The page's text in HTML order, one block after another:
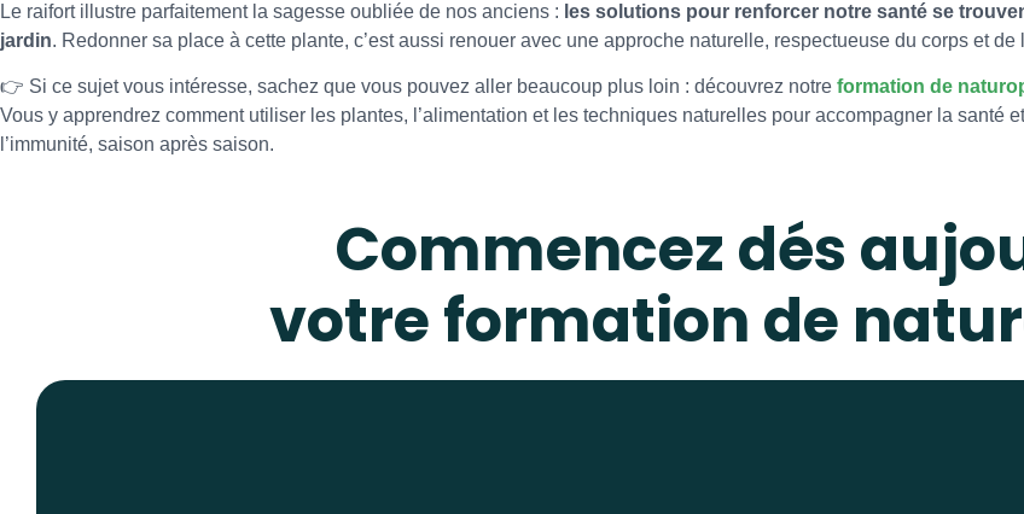
Le raifort illustre parfaitement la sagesse oubliée de nos anciens : les solutions pour renforcer notre santé se
jardin. Redonner sa place à cette plante, c’est aussi renouer avec une approche naturelle, respectueuse du corps et de
👉 Si ce sujet vous intéresse, sachez que vous pouvez aller beaucoup plus loin : découvrez notre formation de
Vous y apprendrez comment utiliser les plantes, l’alimentation et les techniques naturelles pour accompagner la santé
l’immunité, saison après saison.
Commencez dés
votre formation de